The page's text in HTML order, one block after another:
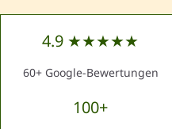
4.9 ★★★★★
60+ Google-Bewertungen
100+